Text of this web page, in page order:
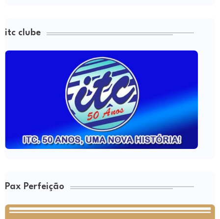
itc clube
Pax Perfeição